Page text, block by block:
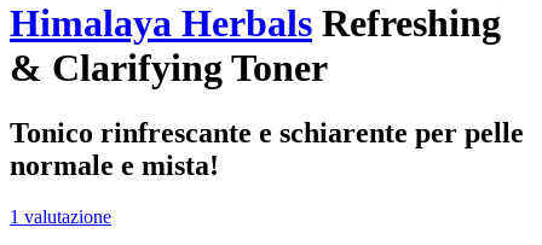
Himalaya Herbals Refreshing
& Clarifying Toner
Tonico rinfrescante e schiarente per pelle
normale e mista!
1 valutazione